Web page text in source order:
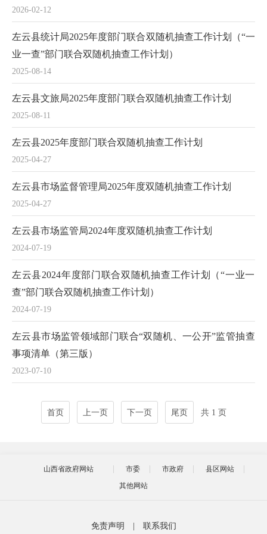
2026-02-12
2025-08-14
左云县统计局2025年度部门联合双随机抽查工作计划（“一
业一查”部门联合双随机抽查工作计划）
2025-08-11
左云县文旅局2025年度部门联合双随机抽查工作计划
2025-04-27
左云县2025年度部门联合双随机抽查工作计划
2025-04-27
左云县市场监督管理局2025年度双随机抽查工作计划
2024-07-19
左云县市场监管局2024年度双随机抽查工作计划
2024-07-19
左云县2024年度部门联合双随机抽查工作计划（“一业一
查”部门联合双随机抽查工作计划）
2023-07-10
左云县市场监管领域部门联合“双随机、一公开”监管抽查
事项清单（第三版）
首页 上一页 下一页 尾页 共 1 页
山西省政府网站 市委 市政府
县区网站
其他网站
免责声明 联系我们